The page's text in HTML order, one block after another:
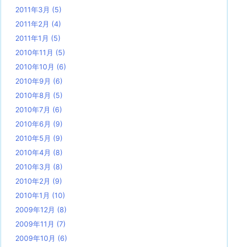
2011年3月 (5)
2011年2月 (4)
2011年1月 (5)
2010年11月 (5)
2010年10月 (6)
2010年9月 (6)
2010年8月 (5)
2010年7月 (6)
2010年6月 (9)
2010年5月 (9)
2010年4月 (8)
2010年3月 (8)
2010年2月 (9)
2010年1月 (10)
2009年12月 (8)
2009年11月 (7)
2009年10月 (6)